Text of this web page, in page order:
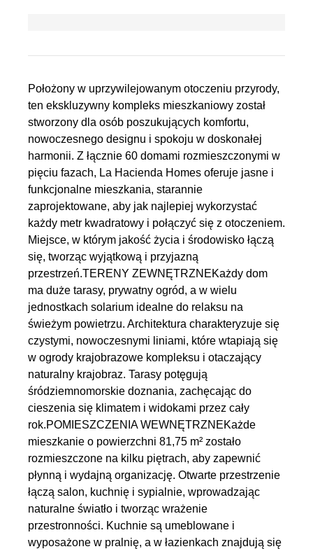
Położony w uprzywilejowanym otoczeniu przyrody,
ten ekskluzywny kompleks mieszkaniowy został
stworzony dla osób poszukujących komfortu,
nowoczesnego designu i spokoju w doskonałej
harmonii. Z łącznie 60 domami rozmieszczonymi w
pięciu fazach, La Hacienda Homes oferuje jasne i
funkcjonalne mieszkania, starannie
zaprojektowane, aby jak najlepiej wykorzystać
każdy metr kwadratowy i połączyć się z otoczeniem.
Miejsce, w którym jakość życia i środowisko łączą
się, tworząc wyjątkową i przyjazną
przestrzeń.TERENY ZEWNĘTRZNEKażdy dom
ma duże tarasy, prywatny ogród, a w wielu
jednostkach solarium idealne do relaksu na
świeżym powietrzu. Architektura charakteryzuje się
czystymi, nowoczesnymi liniami, które wtapiają się
w ogrody krajobrazowe kompleksu i otaczający
naturalny krajobraz. Tarasy potęgują
śródziemnomorskie doznania, zachęcając do
cieszenia się klimatem i widokami przez cały
rok.POMIESZCZENIA WEWNĘTRZNEKażde
mieszkanie o powierzchni 81,75 m² zostało
rozmieszczone na kilku piętrach, aby zapewnić
płynną i wydajną organizację. Otwarte przestrzenie
łączą salon, kuchnię i sypialnie, wprowadzając
naturalne światło i tworząc wrażenie
przestronności. Kuchnie są umeblowane i
wyposażone w pralnię, a w łazienkach znajdują się